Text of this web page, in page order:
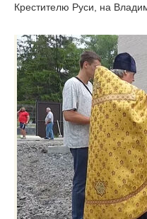
Крестителю Руси, на